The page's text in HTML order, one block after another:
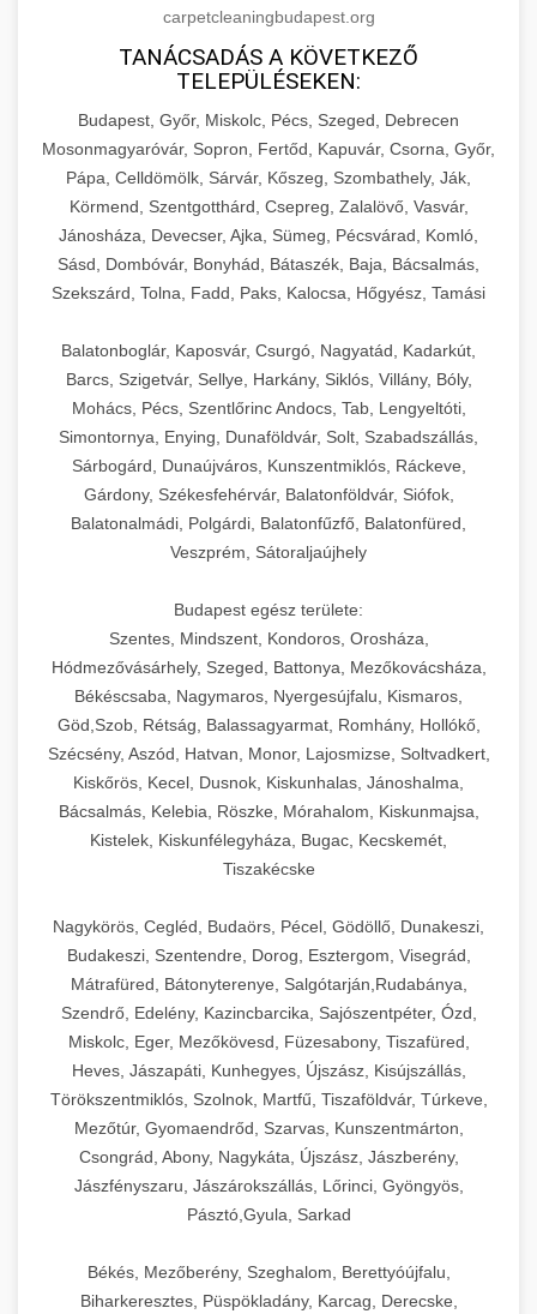
carpetcleaningbudapest.org
TANÁCSADÁS A KÖVETKEZŐ
TELEPÜLÉSEKEN:
Budapest, Győr, Miskolc, Pécs, Szeged, Debrecen
Mosonmagyaróvár, Sopron, Fertőd, Kapuvár, Csorna, Győr,
Pápa, Celldömölk, Sárvár, Kőszeg, Szombathely, Ják,
Körmend, Szentgotthárd, Csepreg, Zalalövő, Vasvár,
Jánosháza, Devecser, Ajka, Sümeg, Pécsvárad, Komló,
Sásd, Dombóvár, Bonyhád, Bátaszék, Baja, Bácsalmás,
Szekszárd, Tolna, Fadd, Paks, Kalocsa, Hőgyész, Tamási
Balatonboglár, Kaposvár, Csurgó, Nagyatád, Kadarkút,
Barcs, Szigetvár, Sellye, Harkány, Siklós, Villány, Bóly,
Mohács, Pécs, Szentlőrinc Andocs, Tab, Lengyeltóti,
Simontornya, Enying, Dunaföldvár, Solt, Szabadszállás,
Sárbogárd, Dunaújváros, Kunszentmiklós, Ráckeve,
Gárdony, Székesfehérvár, Balatonföldvár, Siófok,
Balatonalmádi, Polgárdi, Balatonfűzfő, Balatonfüred,
Veszprém, Sátoraljaújhely
Budapest egész területe:
Szentes, Mindszent, Kondoros, Orosháza,
Hódmezővásárhely, Szeged, Battonya, Mezőkovácsháza,
Békéscsaba, Nagymaros, Nyergesújfalu, Kismaros,
Göd,Szob, Rétság, Balassagyarmat, Romhány, Hollókő,
Szécsény, Aszód, Hatvan, Monor, Lajosmizse, Soltvadkert,
Kiskőrös, Kecel, Dusnok, Kiskunhalas, Jánoshalma,
Bácsalmás, Kelebia, Röszke, Mórahalom, Kiskunmajsa,
Kistelek, Kiskunfélegyháza, Bugac, Kecskemét,
Tiszakécske
Nagykörös, Cegléd, Budaörs, Pécel, Gödöllő, Dunakeszi,
Budakeszi, Szentendre, Dorog, Esztergom, Visegrád,
Mátrafüred, Bátonyterenye, Salgótarján,Rudabánya,
Szendrő, Edelény, Kazincbarcika, Sajószentpéter, Ózd,
Miskolc, Eger, Mezőkövesd, Füzesabony, Tiszafüred,
Heves, Jászapáti, Kunhegyes, Újszász, Kisújszállás,
Törökszentmiklós, Szolnok, Martfű, Tiszaföldvár, Túrkeve,
Mezőtúr, Gyomaendrőd, Szarvas, Kunszentmárton,
Csongrád, Abony, Nagykáta, Újszász, Jászberény,
Jászfényszaru, Jászárokszállás, Lőrinci, Gyöngyös,
Pásztó,Gyula, Sarkad
Békés, Mezőberény, Szeghalom, Berettyóújfalu,
Biharkeresztes, Püspökladány, Karcag, Derecske,